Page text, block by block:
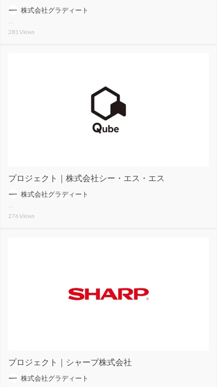
株式会社グラディート
281Views
プロジェクト｜株式会社シー・エス・エス
株式会社グラディート
276Views
プロジェクト｜シャープ株式会社
株式会社グラディート